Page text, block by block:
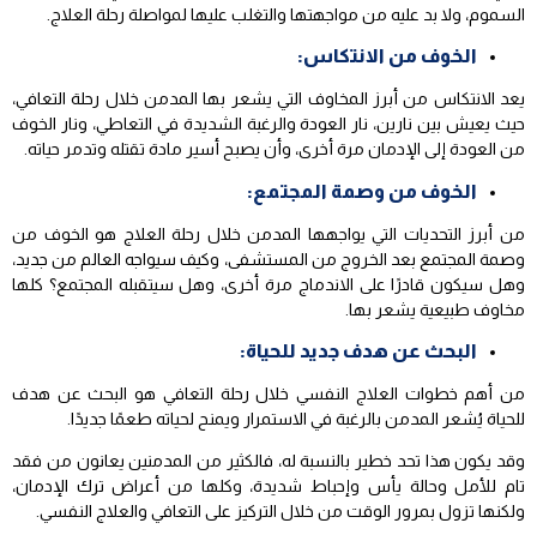
السموم، ولا بد عليه من مواجهتها والتغلب عليها لمواصلة رحلة العلاج.
الخوف من الانتكاس:
يعد الانتكاس من أبرز المخاوف التي يشعر بها المدمن خلال رحلة التعافي،
حيث يعيش بين نارين، نار العودة والرغبة الشديدة في التعاطي، ونار الخوف
من العودة إلى الإدمان مرة أخرى، وأن يصبح أسير مادة تقتله وتدمر حياته.
الخوف من وصمة المجتمع:
من أبرز التحديات التي يواجهها المدمن خلال رحلة العلاج هو الخوف من
وصمة المجتمع بعد الخروج من المستشفى، وكيف سيواجه العالم من جديد،
وهل سيكون قادرًا على الاندماج مرة أخرى، وهل سيتقبله المجتمع؟ كلها
مخاوف طبيعية يشعر بها.
البحث عن هدف جديد للحياة:
من أهم خطوات العلاج النفسي خلال رحلة التعافي هو البحث عن هدف
للحياة يُشعر المدمن بالرغبة في الاستمرار ويمنح لحياته طعمًا جديدًا.
وقد يكون هذا تحد خطير بالنسبة له، فالكثير من المدمنين يعانون من فقد
تام للأمل وحالة يأس وإحباط شديدة، وكلها من أعراض ترك الإدمان،
ولكنها تزول بمرور الوقت من خلال التركيز على التعافي والعلاج النفسي.